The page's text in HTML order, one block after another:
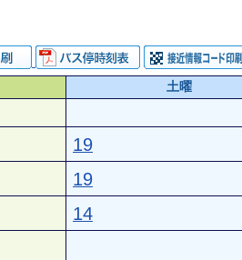
土曜
19
19
14